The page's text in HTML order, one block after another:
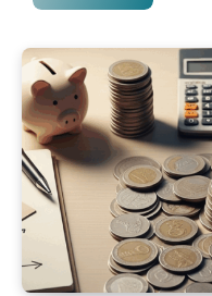
et
Voyage
:
Les
Secrets
des
Voyageurs